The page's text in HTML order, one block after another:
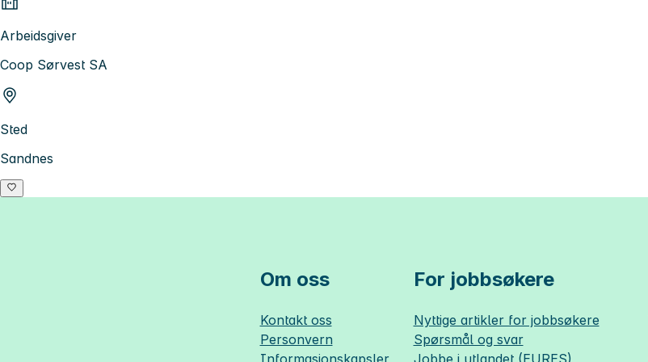
Arbeidsgiver
Coop Sørvest SA
Sted
Sandnes
Om oss
Kontakt oss
Personvern
Informasjonskapsler
For jobbsøkere
Nyttige artikler for jobbsøkere
Spørsmål og svar
Jobbe i utlandet (EURES)